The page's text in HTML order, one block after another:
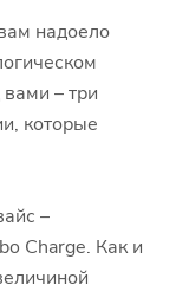
надоело
– три
которые
–
Charge. Как и